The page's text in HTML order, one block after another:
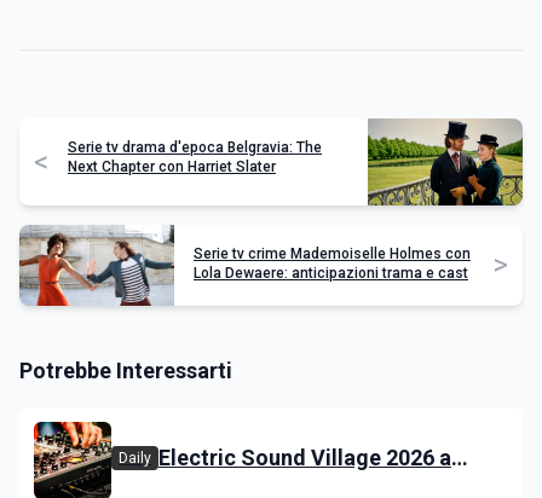
<
Serie tv drama d'epoca Belgravia: The
Next Chapter con Harriet Slater
Serie tv crime Mademoiselle Holmes con
Lola Dewaere: anticipazioni trama e cast
>
Potrebbe Interessarti
Daily Electric Sound Village 2026 a